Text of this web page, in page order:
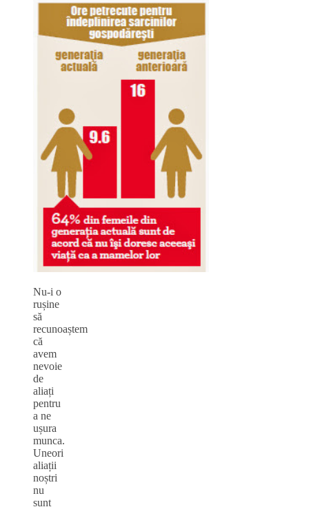
Nu-i o
rușine
să
recunoaștem
că
avem
nevoie
de
aliați
pentru
a ne
ușura
munca.
Uneori
aliații
noștri
nu
sunt